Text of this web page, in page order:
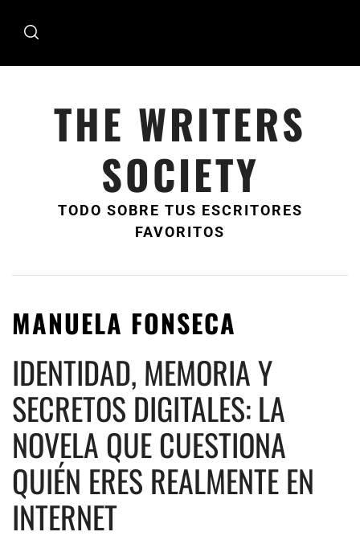
THE WRITERS
SOCIETY
TODO SOBRE TUS ESCRITORES
FAVORITOS
MANUELA FONSECA
IDENTIDAD, MEMORIA Y
SECRETOS DIGITALES: LA
NOVELA QUE CUESTIONA
QUIÉN ERES REALMENTE EN
INTERNET